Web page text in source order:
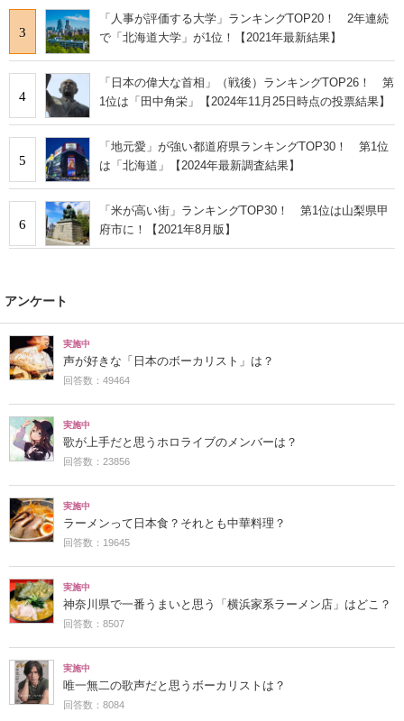
3
「人事が評価する大学」ランキングTOP20！ 2年連続
で「北海道大学」が1位！【2021年最新結果】
4
「日本の偉大な首相」（戦後）ランキングTOP26！ 第
1位は「田中角栄」【2024年11月25日時点の投票結果】
5
「地元愛」が強い都道府県ランキングTOP30！ 第1位
は「北海道」【2024年最新調査結果】
6
「米が高い街」ランキングTOP30！ 第1位は山梨県甲
府市に！【2021年8月版】
アンケート
実施中
声が好きな「日本のボーカリスト」は？
回答数：49464
実施中
歌が上手だと思うホロライブのメンバーは？
回答数：23856
実施中
ラーメンって日本食？それとも中華料理？
回答数：19645
実施中
神奈川県で一番うまいと思う「横浜家系ラーメン店」はどこ？
回答数：8507
実施中
唯一無二の歌声だと思うボーカリストは？
回答数：8084